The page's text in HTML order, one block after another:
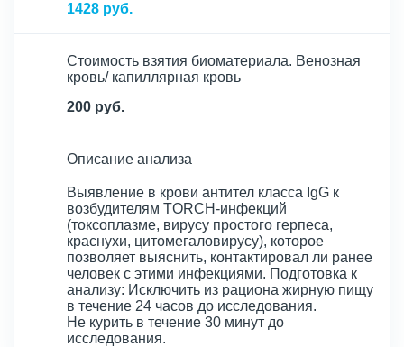
1428 руб.
Стоимость взятия биоматериала. Венозная
кровь/ капиллярная кровь
200 руб.
Описание анализа
Выявление в крови антител класса IgG к
возбудителям TORCH-инфекций
(токсоплазме, вирусу простого герпеса,
краснухи, цитомегаловирусу), которое
позволяет выяснить, контактировал ли ранее
человек с этими инфекциями. Подготовка к
анализу: Исключить из рациона жирную пищу
в течение 24 часов до исследования.
Не курить в течение 30 минут до
исследования.